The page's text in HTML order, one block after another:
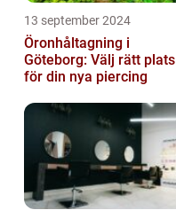
13 september 2024
Öronhåltagning i
Göteborg: Välj rätt plats
för din nya piercing